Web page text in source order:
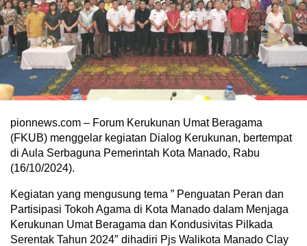
pionnews.com – Forum Kerukunan Umat Beragama
(FKUB) menggelar kegiatan Dialog Kerukunan, bertempat
di Aula Serbaguna Pemerintah Kota Manado, Rabu
(16/10/2024).
Kegiatan yang mengusung tema ” Penguatan Peran dan
Partisipasi Tokoh Agama di Kota Manado dalam Menjaga
Kerukunan Umat Beragama dan Kondusivitas Pilkada
Serentak Tahun 2024″ dihadiri Pjs Walikota Manado Clay